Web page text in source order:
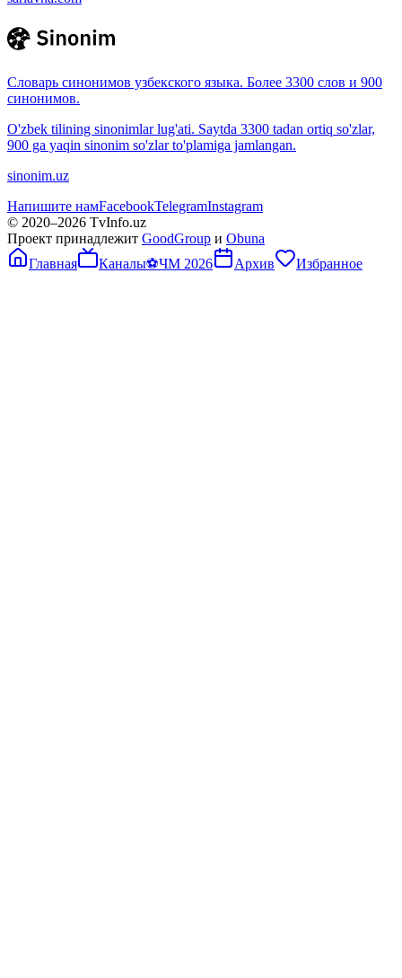
Словарь синонимов узбекского языка. Более 3300 слов и 900
синонимов.
O'zbek tilining sinonimlar lug'ati. Saytda 3300 tadan ortiq so'zlar,
900 ga yaqin sinonim so'zlar to'plamiga jamlangan.
sinonim.uz
Напишите намFacebookTelegramInstagram
© 2020–2026 TvInfo.uz
Проект принадлежит GoodGroup и Obuna
Главная
Каналы⚽ЧМ 2026 Архив Избранное